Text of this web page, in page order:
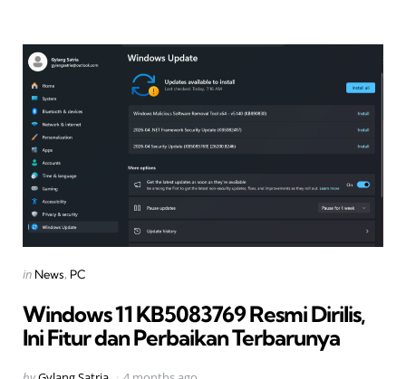
Categories
Posted
in News PC
Windows 11 KB5083769 Resmi Dirilis,
Ini Fitur dan Perbaikan Terbarunya